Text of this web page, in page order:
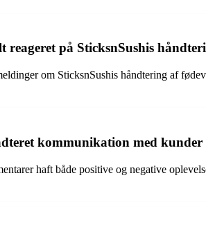
reageret på SticksnSushis
om SticksnSushis håndtering af
kommunikation med kunder
haft både positive og negative